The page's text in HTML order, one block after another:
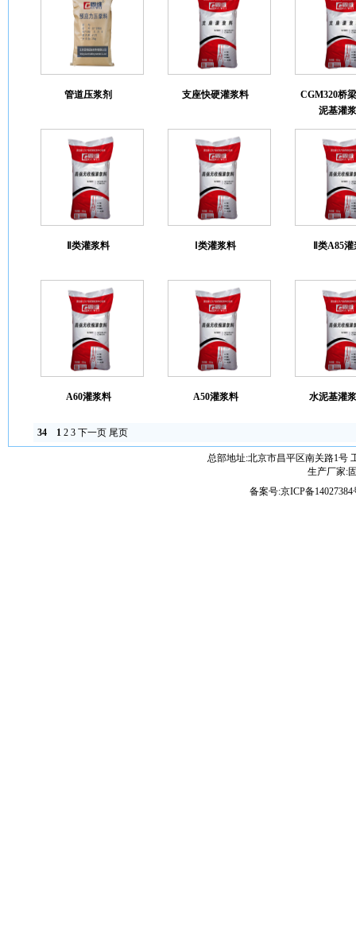
管道压浆剂 支座快硬灌浆料
CGM320桥
泥基灌
Ⅱ类灌浆料 Ⅰ类灌浆料 Ⅱ类A85
A60灌浆料 A50灌浆料 水泥基灌
34 1 2 3 下一页 尾页
总部地址:北京市昌平区南关路1号
生产厂家:
备案号:京ICP备